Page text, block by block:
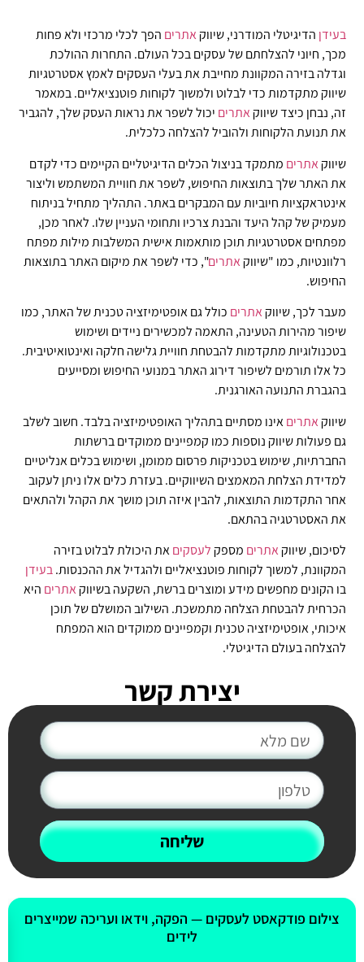
בעידן הדיגיטלי המודרני, שיווקאתרים הפך לכלי מרכזי ולא פחות
מכך, חיוני להצלחתם של עסקים בכל העולם. התחרות ההולכת
וגדלה בזירה המקוונת מחייבת את בעלי העסקים לאמץ אסטרטגיות
שיווק מתקדמות כדי לבלוט ולמשוך לקוחות פוטנציאליים. במאמר
זה, נבחן כיצד שיווקאתרים יכול לשפר את נראות העסק שלך, להגביר
את תנועת הלקוחות ולהוביל להצלחה כלכלית.
שיווקאתרים מתמקד בניצול הכלים הדיגיטליים הקיימים כדי לקדם
את האתר שלך בתוצאות החיפוש, לשפר את חוויית המשתמש וליצור
אינטראקציות חיוביות עם המבקרים באתר. התהליך מתחיל בניתוח
מעמיק של קהל היעד והבנת צרכיו ותחומי העניין שלו. לאחר מכן,
מפתחים אסטרטגיות תוכן מותאמות אישית המשלבות מילות מפתח
רלוונטיות, כמו "שיווקאתרים", כדי לשפר את מיקום האתר בתוצאות
החיפוש.
מעבר לכך, שיווקאתרים כולל גם אופטימיזציה טכנית של האתר, כמו
שיפור מהירות הטעינה, התאמה למכשירים ניידים ושימוש
בטכנולוגיות מתקדמות להבטחת חוויית גלישה חלקה ואינטואיטיבית.
כל אלו תורמים לשיפור דירוג האתר במנועי החיפוש ומסייעים
בהגברת התנועה האורגנית.
שיווקאתריםאינו מסתיים בתהליך האופטימיזציה בלבד. חשוב לשלב
גם פעולות שיווק נוספות כמו קמפיינים ממוקדים ברשתות
החברתיות, שימוש בטכניקות פרסום ממומן, ושימוש בכלים אנליטיים
למדידת הצלחת המאמצים השיווקיים. בעזרת כלים אלו ניתן לעקוב
אחר התקדמות התוצאות, להבין איזה תוכן מושך את הקהל ולהתאים
את האסטרטגיה בהתאם.
לסיכום, שיווקאתרים מספקלעסקיםאת היכולת לבלוט בזירה
המקוונת, למשוך לקוחות פוטנציאליים ולהגדיל את ההכנסות.בעידן
בו הקונים מחפשים מידע ומוצרים ברשת, השקעה בשיווקאתרים היא
הכרחית להבטחת הצלחה מתמשכת. השילוב המושלם של תוכן
איכותי, אופטימיזציה טכנית וקמפיינים ממוקדים הוא המפתח
להצלחה בעולם הדיגיטלי.
יצירת קשר
שליחה
אולי יעניין אותך גם
צילום פודקאסט לעסקים — הפקה, וידאו ועריכה שמייצרים
לידים